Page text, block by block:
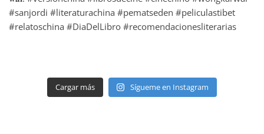
Cargar más Sígueme en Instagram